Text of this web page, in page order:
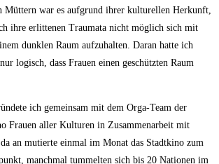
Müttern war es aufgrund ihrer kulturellen Herkunft,
ihre erlittenen Traumata nicht möglich sich mit
dunklen Raum aufzuhalten. Daran hatte ich
logisch, dass Frauen einen geschützten Raum
ich gemeinsam mit dem Orga-Team der
Frauen aller Kulturen in Zusammenarbeit mit
an mutierte einmal im Monat das Stadtkino zum
manchmal tummelten sich bis 20 Nationen im